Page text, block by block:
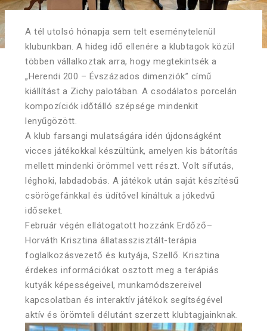
A tél utolsó hónapja sem telt eseménytelenül
klubunkban. A hideg idő ellenére a klubtagok közül
többen vállalkoztak arra, hogy megtekintsék a
„Herendi 200 – Évszázados dimenziók” című
kiállítást a Zichy palotában. A csodálatos porcelán
kompozíciók időtálló szépsége mindenkit
lenyűgözött.
A klub farsangi mulatságára idén újdonságként
vicces játékokkal készültünk, amelyen kis bátorítás
mellett mindenki örömmel vett részt. Volt sífutás,
léghoki, labdadobás. A játékok után saját készítésű
csörögefánkkal és üdítővel kínáltuk a jókedvű
időseket.
Február végén ellátogatott hozzánk Erdőző–
Horváth Krisztina állatasszisztált-terápia
foglalkozásvezető és kutyája, Szellő. Krisztina
érdekes információkat osztott meg a terápiás
kutyák képességeivel, munkamódszereivel
kapcsolatban és interaktív játékok segítségével
aktív és örömteli délutánt szerzett klubtagjainknak.